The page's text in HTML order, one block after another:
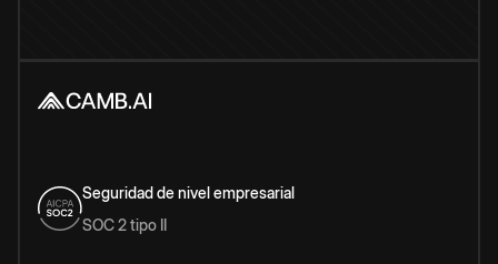
Seguridad de nivel empresarial
SOC 2 tipo II